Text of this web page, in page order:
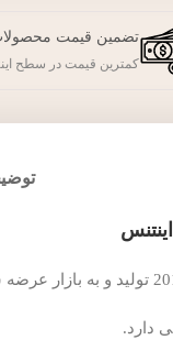
تضمین قیمت
کمترین قیمت در سطح